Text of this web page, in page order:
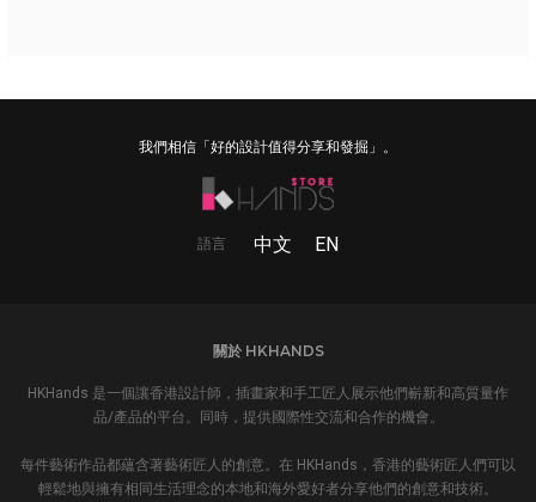
我們相信「好的設計值得分享和發掘」。
語言 中文 EN
關於 HKHANDS
HKHands 是一個讓香港設計師，插畫家和手工匠人展示他們嶄新和高質量作
品/產品的平台。同時，提供國際性交流和合作的機會。
每件藝術作品都蘊含著藝術匠人的創意。在 HKHands，香港的藝術匠人們可以
輕鬆地與擁有相同生活理念的本地和海外愛好者分享他們的創意和技術。